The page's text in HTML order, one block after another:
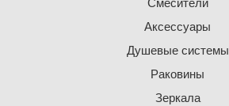
Аксессуары
Душевые системы
Раковины
Зеркала